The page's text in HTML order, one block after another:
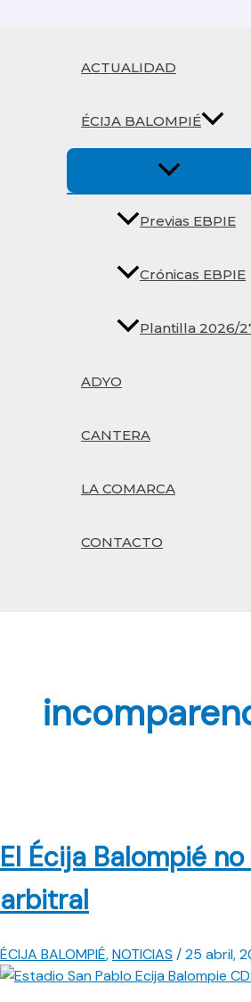
ACTUALIDAD
ÉCIJA BALOMPIÉ
Previas EBPIE
Crónicas EBPIE
Plantilla 2026/
ADYO
CANTERA
LA COMARCA
CONTACTO
El Écija Balompié
arbitral
ÉCIJA BALOMPIÉ,NOTICIAS /25 abril,